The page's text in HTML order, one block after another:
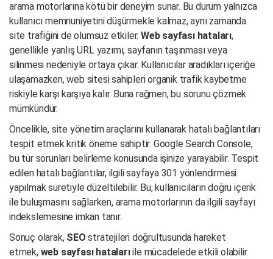
arama motorlarına kötü bir deneyim sunar. Bu durum yalnızca
kullanıcı memnuniyetini düşürmekle kalmaz, aynı zamanda
site trafiğini de olumsuz etkiler.Web sayfası hataları,
genellikle yanlış URL yazımı, sayfanın taşınması veya
silinmesi nedeniyle ortaya çıkar. Kullanıcılar aradıkları içeriğe
ulaşamazken, web sitesi sahipleri organik trafik kaybetme
riskiyle karşı karşıya kalır. Buna rağmen, bu sorunu çözmek
mümkündür.
Öncelikle, site yönetim araçlarını kullanarak hatalı bağlantıları
tespit etmek kritik öneme sahiptir. Google Search Console,
bu tür sorunları belirleme konusunda işinize yarayabilir. Tespit
edilen hatalı bağlantılar, ilgili sayfaya 301 yönlendirmesi
yapılmak suretiyle düzeltilebilir. Bu, kullanıcıların doğru içerik
ile buluşmasını sağlarken, arama motorlarının da ilgili sayfayı
indekslemesine imkan tanır.
Sonuç olarak, SEO stratejileri doğrultusunda hareket
etmek, web sayfası hatalarıile mücadelede etkili olabilir.